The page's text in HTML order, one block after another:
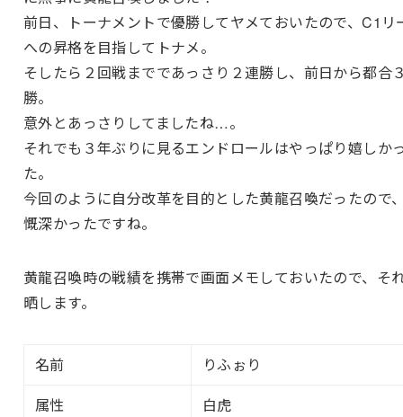
前日、トーナメントで優勝してヤメておいたので、C1リ
への昇格を目指してトナメ。
そしたら２回戦までであっさり２連勝し、前日から都合
勝。
意外とあっさりしてましたね…。
それでも３年ぶりに見るエンドロールはやっぱり嬉しか
た。
今回のように自分改革を目的とした黄龍召喚だったので
慨深かったですね。
黄龍召喚時の戦績を携帯で画面メモしておいたので、そ
晒します。
名前
りふぉり
属性
白虎